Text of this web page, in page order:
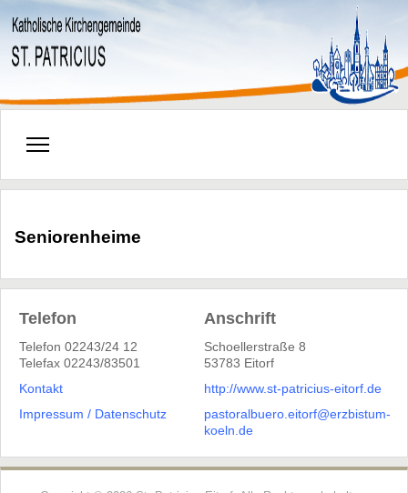
Seniorenheime
Telefon
Telefon 02243/24 12
Telefax 02243/83501
Kontakt
Impressum / Datenschutz
Anschrift
Schoellerstraße 8
53783 Eitorf
http://www.st-patricius-eitorf.de
pastoralbuero.eitorf@erzbistum-
koeln.de